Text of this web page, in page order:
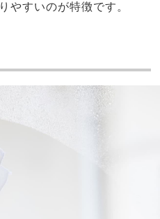
やすいのが特徴です。